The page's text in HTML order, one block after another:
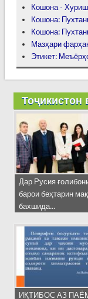
Кошона -
Кошона:
Кошона:
Мазҳари
Этикет:
Тоҷикистон
Дар Русия
барои беҳтарин
бахшида...
ИҚТИБОС АЗ